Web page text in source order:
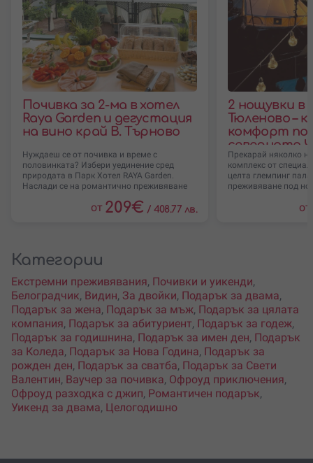
Почивка за 2-ма в хотел
Raya Garden и дегустация
на вино край В. Търново
Нуждаеш се от почивка и време с
половинката? Избери уединение сред
природата в Парк Хотел RAYA Garden.
Наслади се на романтично преживяване
от 209€ / 408.77 лв.
2 нощувки в
Тюленово –
комфорт
северното
Прекарай няколко
комплекс от
целта глемпинг
преживяване под
от
Категории
Екстремни преживявания, Почивки и уикенди,
Белоградчик, Видин, За двойки, Подарък за двама,
Подарък за жена, Подарък за мъж, Подарък за цялата
компания, Подарък за абитуриент, Подарък за годеж,
Подарък за годишнина, Подарък за имен ден, Подарък
за Коледа, Подарък за Нова Година, Подарък за
рожден ден, Подарък за сватба, Подарък за Свети
Валентин, Ваучер за почивка, Офроуд приключения,
Офроуд разходка с джип, Романтичен подарък,
Уикенд за двама, Целогодишно